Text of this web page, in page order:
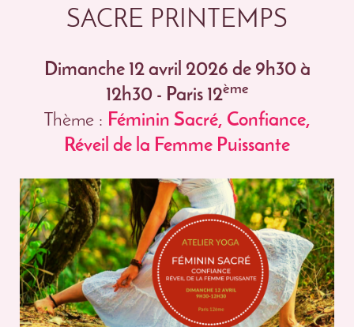
SACRE PRINTEMPS
Dimanche 12 avril 2026 de 9h30 à
12h30 - Paris 12ème
Thème : Féminin Sacré, Confiance,
Réveil de la Femme Puissante